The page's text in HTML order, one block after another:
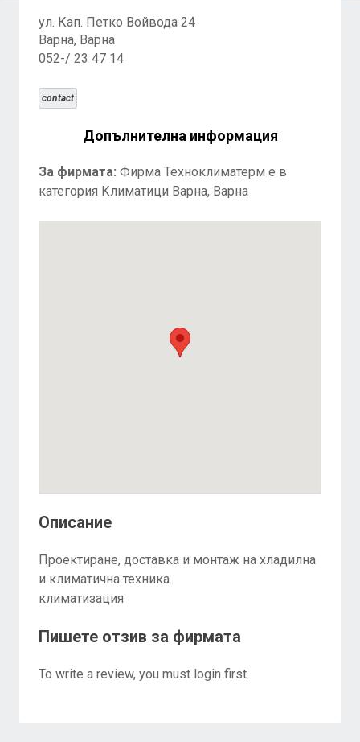
ул. Кап. Петко Войвода 24
Варна, Варна
052-/ 23 47 14
contact
Допълнителна информация
За фирмата: Фирма Техноклиматерм е в
категория Климатици Варна, Варна
Описание
Проектиране, доставка и монтаж на хладилна
и климатична техника.
климатизация
Пишете отзив за фирмата
To write a review, you must login first.